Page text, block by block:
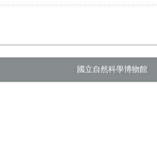
國立自然科學博物館